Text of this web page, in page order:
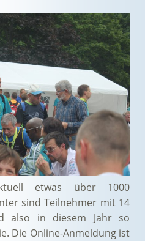
etwas über 1000
sind Teilnehmer mit 14
also in diesem Jahr so
Die Online-Anmeldung ist